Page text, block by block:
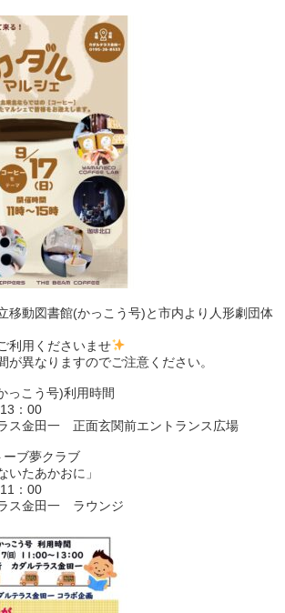
移動図書館(かっこう号)と市内より人形劇団体
利用くださいませ
異なりますのでご注意ください。
っこう号)利用時間
：00
ス金田一 正面玄関前エントランス広場
ブ夢クラブ
いたあかおに」
：00
ス金田一 ラウンジ